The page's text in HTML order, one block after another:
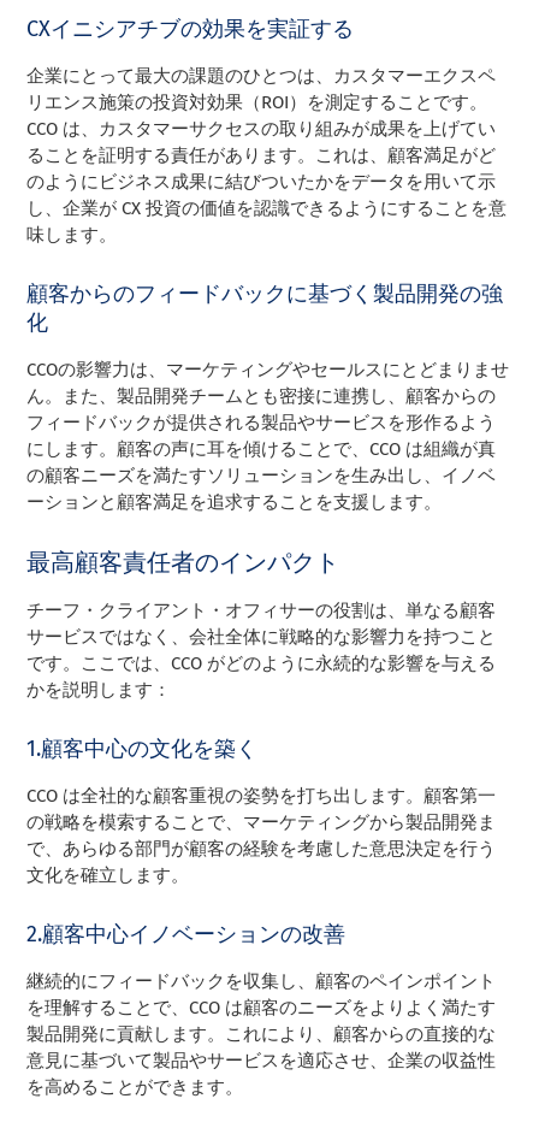
CXイニシアチブの効果を実証する
企業にとって最大の課題のひとつは、カスタマーエクスペ
リエンス施策の投資対効果（ROI）を測定することです。
CCO は、カスタマーサクセスの取り組みが成果を上げてい
ることを証明する責任があります。これは、顧客満足がど
のようにビジネス成果に結びついたかをデータを用いて示
し、企業が CX 投資の価値を認識できるようにすることを意
味します。
顧客からのフィードバックに基づく製品開発の強
化
CCOの影響力は、マーケティングやセールスにとどまりませ
ん。また、製品開発チームとも密接に連携し、顧客からの
フィードバックが提供される製品やサービスを形作るよう
にします。顧客の声に耳を傾けることで、CCO は組織が真
の顧客ニーズを満たすソリューションを生み出し、イノベ
ーションと顧客満足を追求することを支援します。
最高顧客責任者のインパクト
チーフ・クライアント・オフィサーの役割は、単なる顧客
サービスではなく、会社全体に戦略的な影響力を持つこと
です。ここでは、CCO がどのように永続的な影響を与える
かを説明します：
1.顧客中心の文化を築く
CCO は全社的な顧客重視の姿勢を打ち出します。顧客第一
の戦略を模索することで、マーケティングから製品開発ま
で、あらゆる部門が顧客の経験を考慮した意思決定を行う
文化を確立します。
2.顧客中心イノベーションの改善
継続的にフィードバックを収集し、顧客のペインポイント
を理解することで、CCO は顧客のニーズをよりよく満たす
製品開発に貢献します。これにより、顧客からの直接的な
意見に基づいて製品やサービスを適応させ、企業の収益性
を高めることができます。